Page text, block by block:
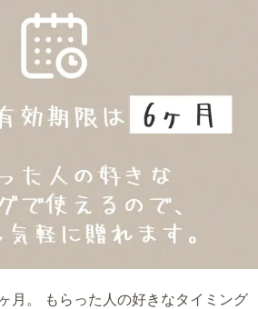
月。 もらった人の好きなタイミング